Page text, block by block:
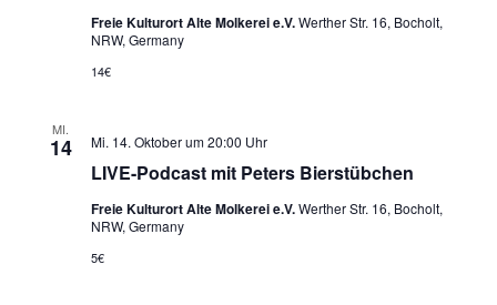
Freie Kulturort Alte Molkerei e.V.Werther Str. 16, Bocholt,
NRW, Germany
14€
MI.
14
LIVE-Podcast mit Peters Bierstübchen
Mi. 14. Oktober um 20:00 Uhr
Freie Kulturort Alte Molkerei e.V.Werther Str. 16, Bocholt,
NRW, Germany
5€